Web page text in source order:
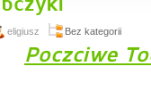
eligiusz Bez kategorii
Poczciwe